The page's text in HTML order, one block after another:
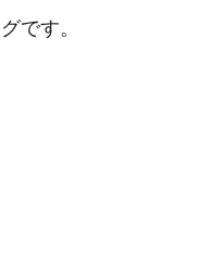
です。